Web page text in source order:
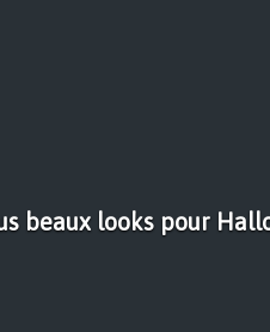
beaux looks pour